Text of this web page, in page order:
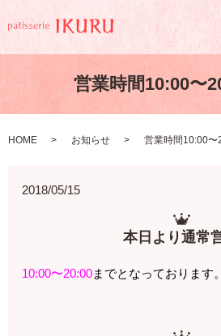
営業時間10:00〜
HOME お知らせ 営業時間10:00〜
2018/05/15
本日より通常
10:00〜20:00までとなっております。